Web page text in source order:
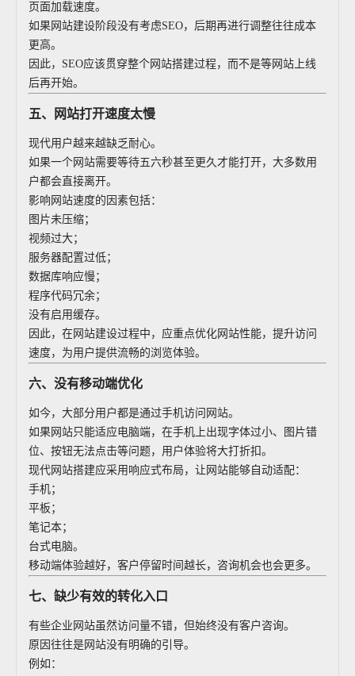
页面加载速度。
如果网站建设阶段没有考虑SEO，后期再进行调整往往成本
更高。
因此，SEO应该贯穿整个网站搭建过程，而不是等网站上线
后再开始。
五、网站打开速度太慢
现代用户越来越缺乏耐心。
如果一个网站需要等待五六秒甚至更久才能打开，大多数用
户都会直接离开。
影响网站速度的因素包括：
图片未压缩；
视频过大；
服务器配置过低；
数据库响应慢；
程序代码冗余；
没有启用缓存。
因此，在网站建设过程中，应重点优化网站性能，提升访问
速度，为用户提供流畅的浏览体验。
六、没有移动端优化
如今，大部分用户都是通过手机访问网站。
如果网站只能适应电脑端，在手机上出现字体过小、图片错
位、按钮无法点击等问题，用户体验将大打折扣。
现代网站搭建应采用响应式布局，让网站能够自动适配：
手机；
平板；
笔记本；
台式电脑。
移动端体验越好，客户停留时间越长，咨询机会也会更多。
七、缺少有效的转化入口
有些企业网站虽然访问量不错，但始终没有客户咨询。
原因往往是网站没有明确的引导。
例如：